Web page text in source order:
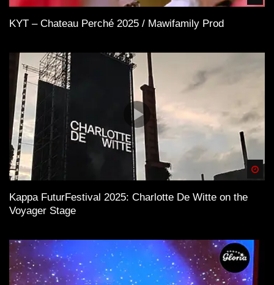
KYT – Chateau Perché 2025 / Mawifamily Prod
Kappa FuturFestival 2025: Charlotte De Witte on the
Voyager Stage